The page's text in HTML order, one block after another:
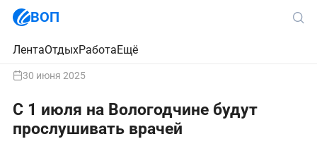
ВОП
ЛентаОтдыхРаботаЕщё
30 июня 2025
С 1 июля на Вологодчине будут
прослушивать врачей